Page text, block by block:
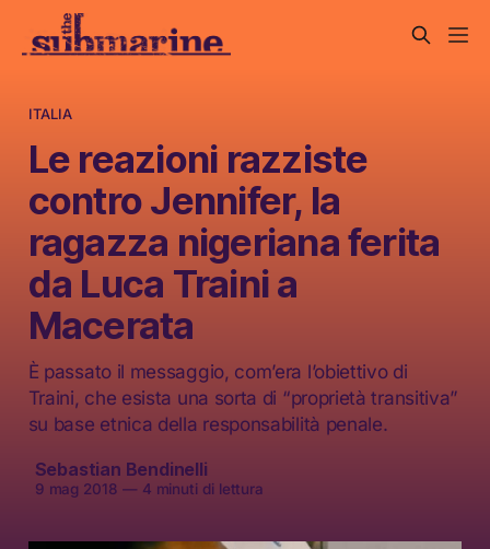
ITALIA
Le reazioni razziste
contro Jennifer, la
ragazza nigeriana ferita
da Luca Traini a
Macerata
È passato il messaggio, com’era l’obiettivo di
Traini, che esista una sorta di “proprietà transitiva”
su base etnica della responsabilità penale.
Sebastian Bendinelli
9 mag 2018 — 4 minuti di lettura